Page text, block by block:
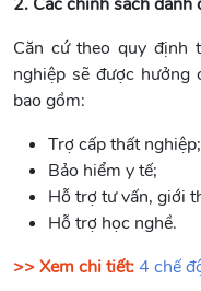
Căn cứ theo quy định
nghiệp sẽ được
bao gồm:
Trợ cấp thất nghiệp;
Bảo hiểm y tế;
Hỗ trợ tư vấn, giới
Hỗ trợ học nghề.
>> Xem chi tiết:4 chế